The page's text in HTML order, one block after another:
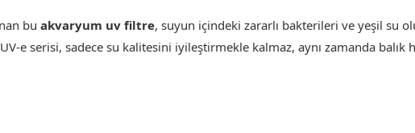
bu akvaryum uv filtre, suyun içindeki zararlı bakterileri ve yeşil su
e serisi, sadece su kalitesini iyileştirmekle kalmaz, aynı zamanda balık